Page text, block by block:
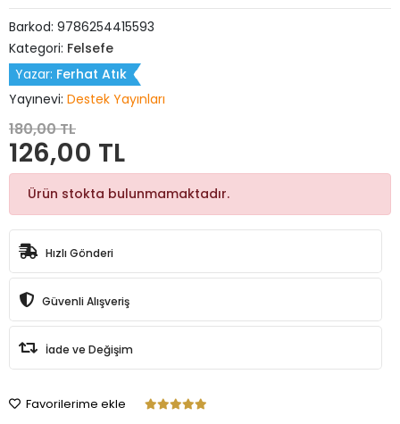
Barkod: 9786254415593
Kategori: Felsefe
Yazar: Ferhat Atık
Yayınevi: Destek Yayınları
180,00 TL
126,00 TL
Ürün stokta bulunmamaktadır.
Hızlı Gönderi
Güvenli Alışveriş
İade ve Değişim
Favorilerime ekle